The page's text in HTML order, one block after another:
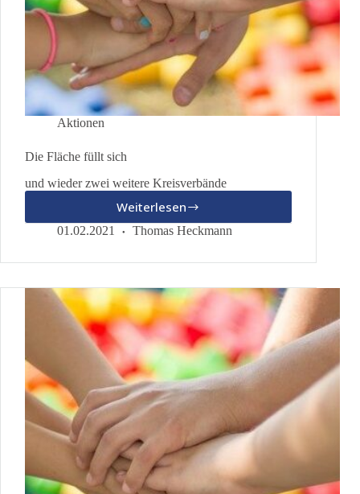
Aktionen
Die Fläche füllt sich
und wieder zwei weitere Kreisverbände
Weiterlesen
Die
Fläche
sich
01.02.2021 Thomas Heckmann